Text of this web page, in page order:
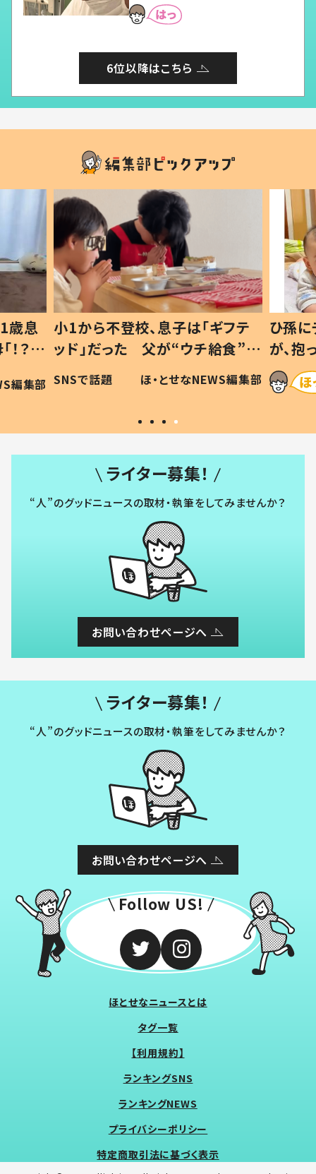
6位以降はこちら
歳息
？」
編集部
小1から不登校、息子は「ギフテ
ッド」だった 父が“ウチ給食”を
作り続ける理由とは #令和の親
#令和の子
SNSで話題 ほ・とせなNEWS編集部
ひ孫
が、
「涙が
い」
ライター募集！
“人”のグッドニュースの取材・執筆をしてみませんか？
お問い合わせページへ
ライター募集！
“人”のグッドニュースの取材・執筆をしてみませんか？
お問い合わせページへ
Follow US!
ほとせなニュースとは
タグ一覧
【利用規約】
ランキングSNS
ランキングNEWS
プライバシーポリシー
特定商取引法に基づく表示